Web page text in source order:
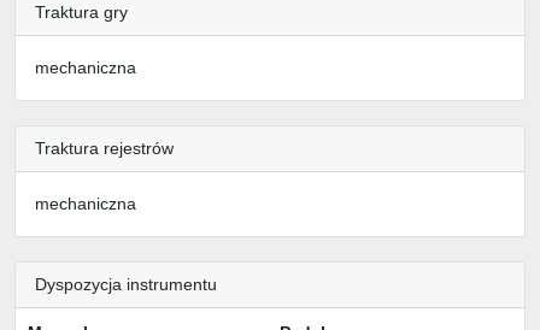
Traktura gry
mechaniczna
Traktura rejestrów
mechaniczna
Dyspozycja instrumentu